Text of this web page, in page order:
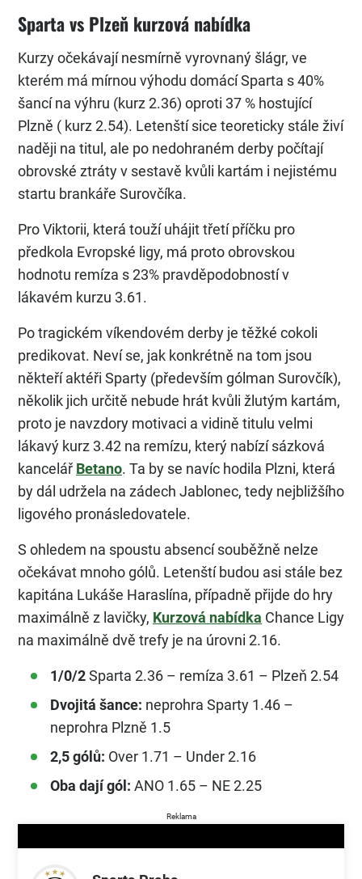
Sparta vs Plzeň kurzová nabídka
Kurzy očekávají nesmírně vyrovnaný šlágr, ve
kterém má mírnou výhodu domácí Sparta s 40%
šancí na výhru (kurz 2.36) oproti 37 % hostující
Plzně ( kurz 2.54). Letenští sice teoreticky stále živí
naději na titul, ale po nedohraném derby počítají
obrovské ztráty v sestavě kvůli kartám i nejistému
startu brankáře Surovčíka.
Pro Viktorii, která touží uhájit třetí příčku pro
předkola Evropské ligy, má proto obrovskou
hodnotu remíza s 23% pravděpodobností v
lákavém kurzu 3.61.
Po tragickém víkendovém derby je těžké cokoli
predikovat. Neví se, jak konkrétně na tom jsou
někteří aktéři Sparty (především gólman Surovčík),
několik jich určitě nebude hrát kvůli žlutým kartám,
proto je navzdory motivaci a vidině titulu velmi
lákavý kurz 3.42 na remízu, který nabízí sázková
kancelář Betano. Ta by se navíc hodila Plzni, která
by dál udržela na zádech Jablonec, tedy nejbližšího
ligového pronásledovatele.
S ohledem na spoustu absencí souběžně nelze
očekávat mnoho gólů. Letenští budou asi stále bez
kapitána Lukáše Haraslína, případně přijde do hry
maximálně z lavičky, Kurzová nabídka Chance Ligy
na maximálně dvě trefy je na úrovni 2.16.
1/0/2Sparta 2.36 – remíza 3.61 – Plzeň 2.54
Dvojitá šance: neprohra Sparty 1.46 –
neprohra Plzně 1.5
2,5 gólů: Over 1.71 – Under 2.16
Oba dají gól: ANO 1.65 – NE 2.25
Reklama